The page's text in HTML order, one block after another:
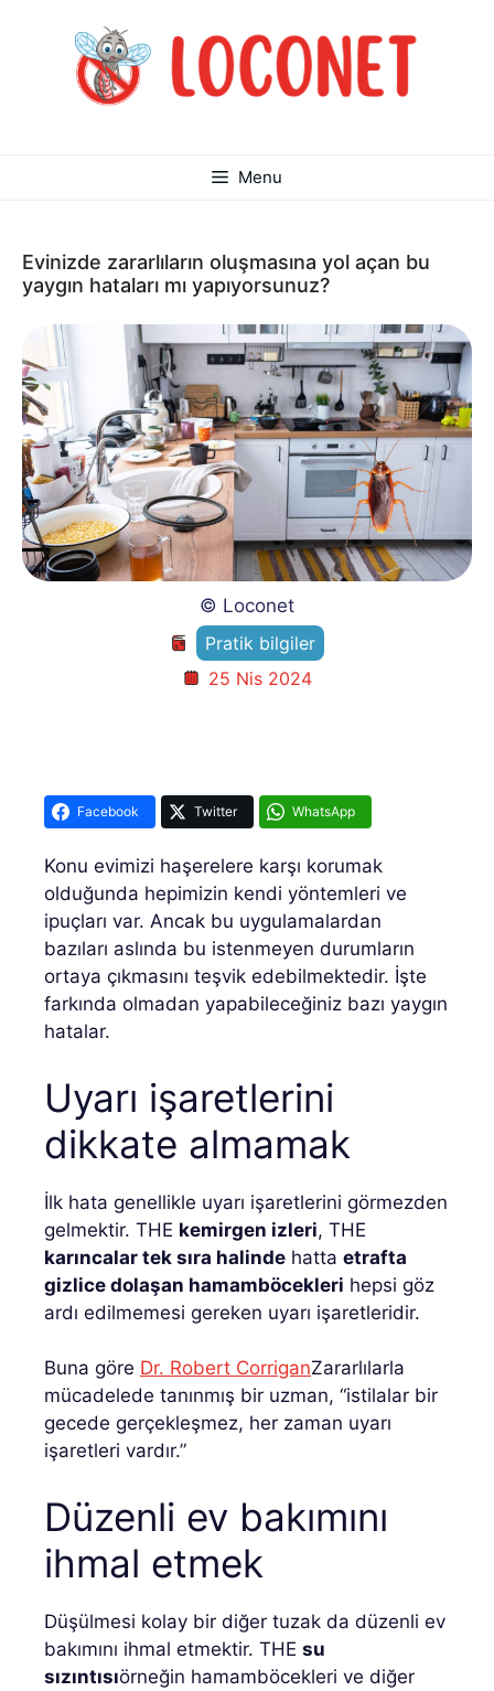
Menu
Evinizde zararlıların oluşmasına yol açan bu
yaygın hataları mı yapıyorsunuz?
© Loconet
Pratik bilgiler
25 Nis 2024
Facebook Twitter WhatsApp
Konu evimizi haşerelere karşı korumak
olduğunda hepimizin kendi yöntemleri ve
ipuçları var. Ancak bu uygulamalardan
bazıları aslında bu istenmeyen durumların
ortaya çıkmasını teşvik edebilmektedir. İşte
farkında olmadan yapabileceğiniz bazı yaygın
hatalar.
Uyarı işaretlerini
dikkate almamak
İlk hata genellikle uyarı işaretlerini görmezden
gelmektir. THE kemirgen izleri, THE
karıncalar tek sıra halinde hatta etrafta
gizlice dolaşan hamamböcekleri hepsi göz
ardı edilmemesi gereken uyarı işaretleridir.
Buna göre Dr. Robert CorriganZararlılarla
mücadelede tanınmış bir uzman, “istilalar bir
gecede gerçekleşmez, her zaman uyarı
işaretleri vardır.”
Düzenli ev bakımını
ihmal etmek
Düşülmesi kolay bir diğer tuzak da düzenli ev
bakımını ihmal etmektir. THE su
sızıntısıörneğin hamamböcekleri ve diğer